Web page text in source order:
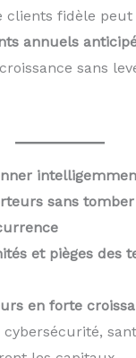
clients fidèle peut
annuels
sans
sans
et pièges des
en forte
cybersécurité,